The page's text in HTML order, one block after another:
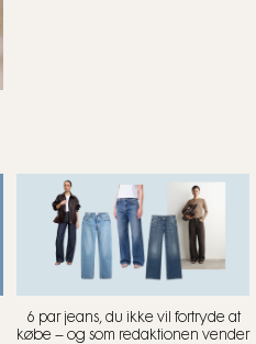
6 par jeans, du ikke vil fortryde at
købe – og som redaktionen vender